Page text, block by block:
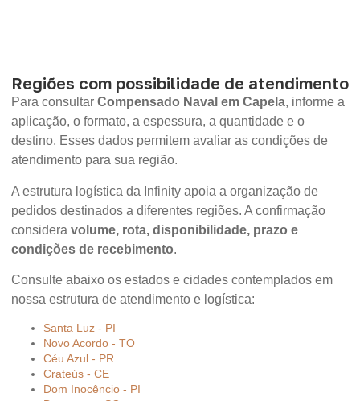
Regiões com possibilidade de atendimento
Para consultar Compensado Naval em Capela, informe a
aplicação, o formato, a espessura, a quantidade e o
destino. Esses dados permitem avaliar as condições de
atendimento para sua região.
A estrutura logística da Infinity apoia a organização de
pedidos destinados a diferentes regiões. A confirmação
considera volume, rota, disponibilidade, prazo e
condições de recebimento.
Consulte abaixo os estados e cidades contemplados em
nossa estrutura de atendimento e logística:
Santa Luz - PI
Novo Acordo - TO
Céu Azul - PR
Crateús - CE
Dom Inocêncio - PI